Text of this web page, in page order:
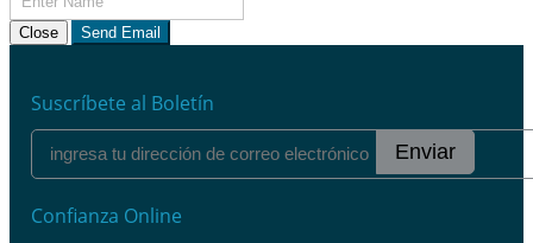
Close Send Email
Suscríbete al Boletín
Enviar
Confianza Online